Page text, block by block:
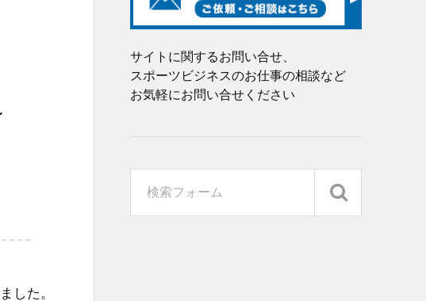
した。
サイトに関するお問い合せ、
スポーツビジネスのお仕事の相談など
お気軽にお問い合せください